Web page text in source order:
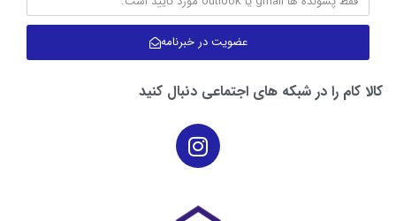
۱ متر
سایر مشخصات
صافی جدا شونده قابل شست و شو
عضویت در خبرنامه
کالا کام را در شبکه های اجتماعی دنبال کنید